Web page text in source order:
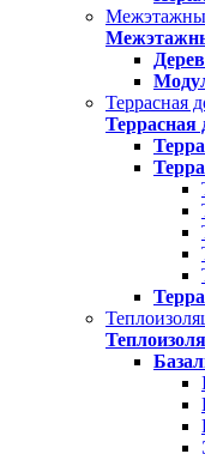
Террасная
Террасная